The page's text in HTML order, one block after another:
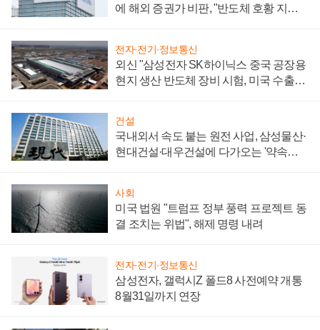
에 해외 증권가 비판, "반도체 호황 지속
전자·전기·정보통신
외신 "삼성전자 SK하이닉스 중국 공장용
현지 생산 반도체 장비 시험, 미국 수출통
건설
국내외서 속도 붙는 원전 사업, 삼성물산·
현대건설·대우건설에 다가오는 '약속의
사회
미국 법원 "트럼프 정부 풍력 프로젝트 동
결 조치는 위법", 해제 명령 내려
전자·전기·정보통신
삼성전자, 갤럭시Z 폴드8 사전예약 개통
8월31일까지 연장